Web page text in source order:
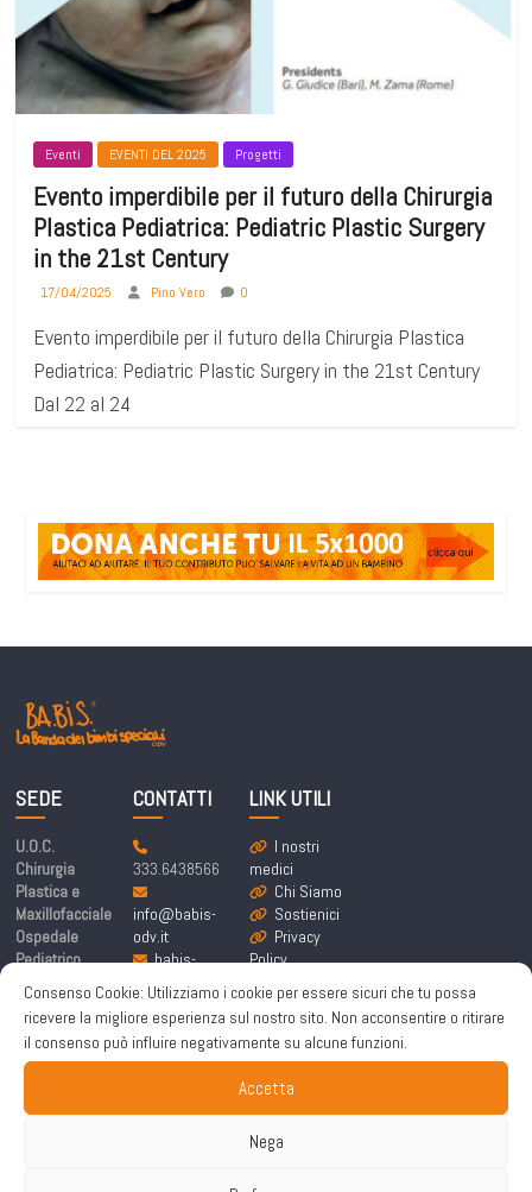
Consenso Cookie: Utilizziamo i cookie per essere sicuri che tu possa
ricevere la migliore esperienza sul nostro sito. Non acconsentire o ritirare
il consenso può influire negativamente su alcune funzioni.
Accetta
Nega
Eventi EVENTI DEL 2025 Progetti
Evento imperdibile per il futuro della Chirurgia
Plastica Pediatrica: Pediatric Plastic Surgery
in the 21st Century
17/04/2025 Pino Vero 0
Evento imperdibile per il futuro della Chirurgia Plastica
Pediatrica: Pediatric Plastic Surgery in the 21st Century
Dal 22 al 24
SEDE
U.O.C.
Chirurgia
Plastica e
Maxillofacciale
Ospedale
Pediatrico
Bambino Gesù
Piazza
Sant’Onofrio 4,
00165 Roma
CONTATTI
333.6438566
info@babis-
odv.it
babis-
labandadeibim
bispeciali@pe
c.it
LINK UTILI
I nostri
medici
Chi Siamo
Sostienici
Privacy
Policy
Policy